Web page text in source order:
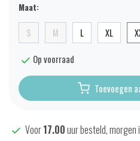
Maat:
S M L XL
Op voorraad
Toevoegen
Voor17.00uur besteld, morgen